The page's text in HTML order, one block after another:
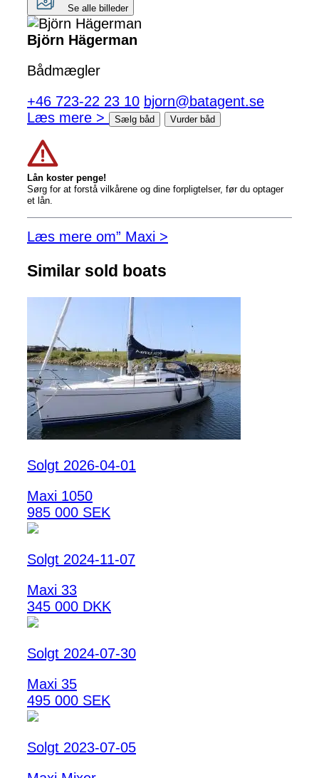
Se alle billeder
Björn Hägerman
Bådmægler
+46 723-22 23 10 bjorn@batagent.se
Læs mere >
Sælg båd Vurder båd
Lån koster penge!
Sørg for at forstå vilkårene og dine forpligtelser, før du optager
et lån.
Læs mere om” Maxi >
Similar sold boats
Solgt 2026-04-01
Maxi 1050
985 000 SEK
Solgt 2024-11-07
Maxi 33
345 000 DKK
Solgt 2024-07-30
Maxi 35
495 000 SEK
Solgt 2023-07-05